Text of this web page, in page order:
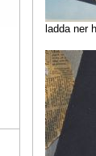
ladda ner